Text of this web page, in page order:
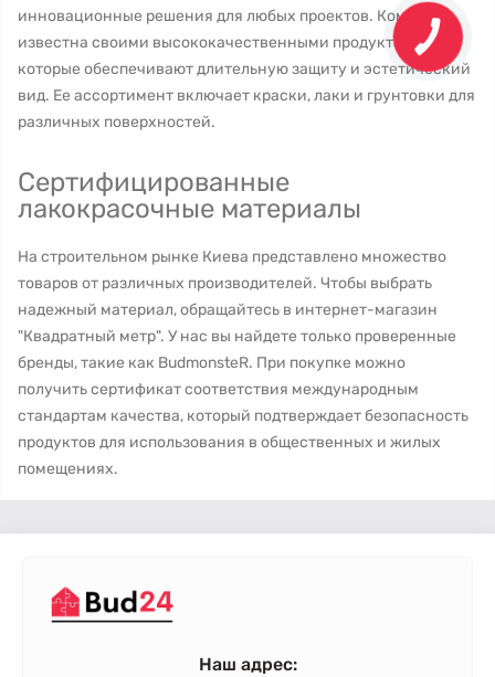
инновационные решения для любых проектов. Компания
известна своими высококачественными продуктами,
которые обеспечивают длительную защиту и эстетический
вид. Ее ассортимент включает краски, лаки и грунтовки для
различных поверхностей.
Сертифицированные
лакокрасочные материалы
На строительном рынке Киева представлено множество
товаров от различных производителей. Чтобы выбрать
надежный материал, обращайтесь в интернет-магазин
"Квадратный метр". У нас вы найдете только проверенные
бренды, такие как BudmonsteR. При покупке можно
получить сертификат соответствия международным
стандартам качества, который подтверждает безопасность
продуктов для использования в общественных и жилых
помещениях.
Наш адрес: